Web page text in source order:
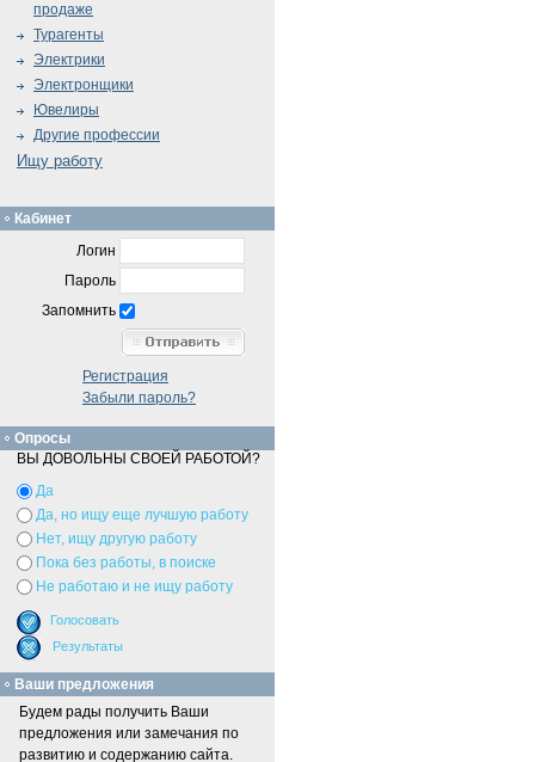
продаже
Турагенты
Электрики
Электронщики
Ювелиры
Другие профессии
Ищу работу
Кабинет
Логин
Пароль
Запомнить
Регистрация
Забыли пароль?
Опросы
ВЫ ДОВОЛЬНЫ СВОЕЙ РАБОТОЙ?
Да
Да, но ищу еще лучшую работу
Нет, ищу другую работу
Пока без работы, в поиске
Не работаю и не ищу работу
Ваши предложения
Будем рады получить Ваши
предложения или замечания по
развитию и содержанию сайта.